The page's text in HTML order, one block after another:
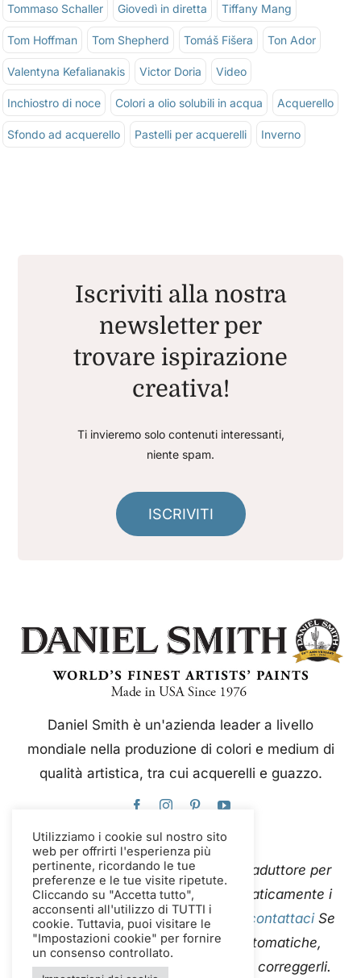
Tommaso Schaller Giovedì in diretta Tiffany Mang
Tom Hoffman Tom Shepherd Tomáš Fišera Ton Ador
Valentyna Kefalianakis Victor Doria Video
Inchiostro di noce Colori a olio solubili in acqua Acquerello
Sfondo ad acquerello Pastelli per acquerelli Inverno
Iscriviti alla nostra
newsletter per
trovare ispirazione
creativa!
Ti invieremo solo contenuti interessanti,
niente spam.
ISCRIVITI
Daniel Smith è un'azienda leader a livello
mondiale nella produzione di colori e medium di
qualità artistica, tra cui acquerelli e guazzo.
Questo sito web utilizza Google Traduttore per
tradurre istantaneamente e automaticamente i
contenuti in più lingue. Per favore
contattaciSe
riscontri errori nelle traduzioni automatiche,
segnalaceli in modo che possiamo correggerli.
Utilizziamo i cookie sul nostro sito
web per offrirti l'esperienza più
pertinente, ricordando le tue
preferenze e le tue visite ripetute.
Cliccando su "Accetta tutto",
acconsenti all'utilizzo di TUTTI i
cookie. Tuttavia, puoi visitare le
"Impostazioni cookie" per fornire
un consenso controllato.